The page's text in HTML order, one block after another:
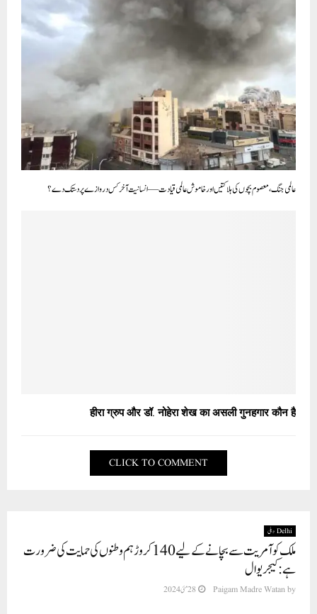
عالمی جنگ، معصوم بچوں کی ہلاکتیں اور خاموش عالمی قیادت — انسانیت آخر کس دروازے پر دستک دے؟
हीरा ग्रुप और डॉ. नोहेरा शेख का असली गुनहगार कौन है
CLICK TO COMMENT
Delhi دہلی
ملک کو آمریت سے بچانے کے لیے 140 کروڑ ہم وطنوں کی حمایت کی ضرورت
ہے: کیجریوال
by
Paigam Madre Watan 28 مئی 2024